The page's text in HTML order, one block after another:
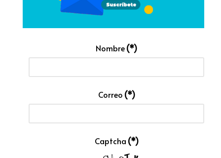
Nombre(*)
Correo (*)
Captcha (*)